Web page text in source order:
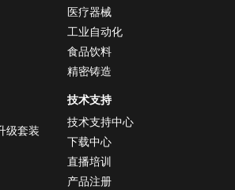
级套装
医疗器械
工业自动化
食品饮料
精密铸造
技术支持
技术支持中心
下载中心
直播培训
产品注册